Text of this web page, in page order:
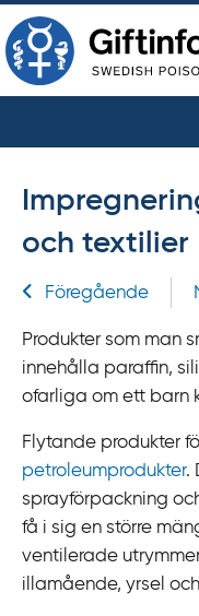
och textilier
Relaterad
Föregående
Produkter som man
innehålla paraffin,
ofarliga om ett barn
Flytande produkter
petroleumprodukter.
sprayförpackning
få i sig en större
ventilerade
illamående, yrsel